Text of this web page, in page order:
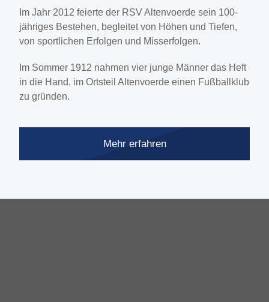
Im Jahr 2012 feierte der RSV Altenvoerde sein 100-
jähriges Bestehen, begleitet von Höhen und Tiefen,
von sportlichen Erfolgen und Misserfolgen.
Im Sommer 1912 nahmen vier junge Männer das Heft
in die Hand, im Ortsteil Altenvoerde einen Fußballklub
zu gründen.
Mehr erfahren